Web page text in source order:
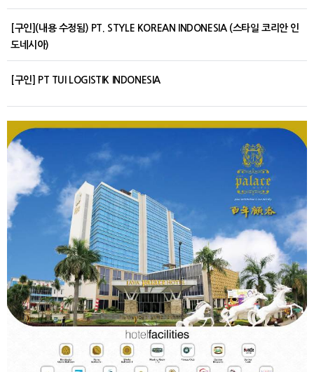
[구인](내용 수정됨) PT. STYLE KOREAN INDONESIA (스타일 코리안 인
도네시아)
[구인] PT TUI LOGISTIK INDONESIA